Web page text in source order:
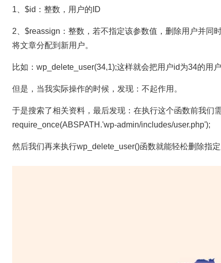
1、$id：整数，用户的ID
2、$reassign：整数，若不指定该参数值，删除用户并同
将文章分配到新用户。
比如：wp_delete_user(34,1);这样就会把用户id为34的用
但是，当我实际操作的时候，发现：不起作用。
于是搜索了相关资料，最后发现：在执行这个函数前我们
require_once(ABSPATH.'wp-admin/includes/user.php');
然后我们再来执行wp_delete_user()函数就能轻松删除指